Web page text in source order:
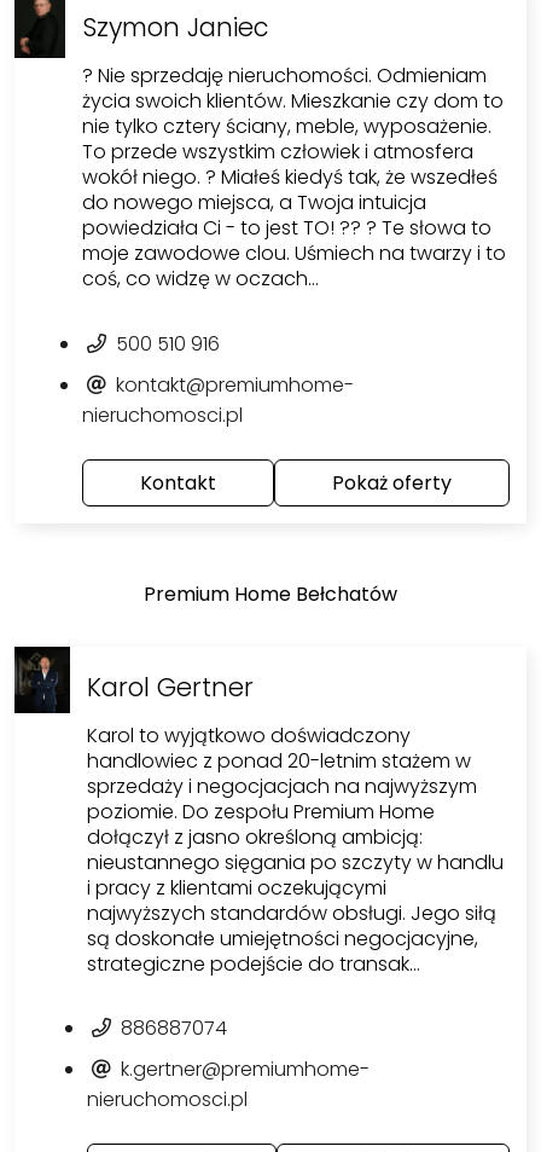
Szymon Janiec
? Nie sprzedaję nieruchomości. Odmieniam
życia swoich klientów. Mieszkanie czy dom to
nie tylko cztery ściany, meble, wyposażenie.
To przede wszystkim człowiek i atmosfera
wokół niego. ? Miałeś kiedyś tak, że wszedłeś
do nowego miejsca, a Twoja intuicja
powiedziała Ci - to jest TO! ?? ? Te słowa to
moje zawodowe clou. Uśmiech na twarzy i to
coś, co widzę w oczach…
500 510 916
kontakt@premiumhome-
nieruchomosci.pl
Kontakt Pokaż oferty
Premium Home Bełchatów
Karol Gertner
Karol to wyjątkowo doświadczony
handlowiec z ponad 20-letnim stażem w
sprzedaży i negocjacjach na najwyższym
poziomie. Do zespołu Premium Home
dołączył z jasno określoną ambicją:
nieustannego sięgania po szczyty w handlu
i pracy z klientami oczekującymi
najwyższych standardów obsługi. Jego siłą
są doskonałe umiejętności negocjacyjne,
strategiczne podejście do transak…
886887074
k.gertner@premiumhome-
nieruchomosci.pl